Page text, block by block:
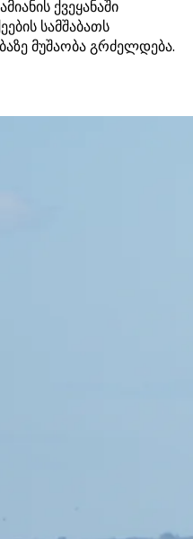
ქვეყანაში
სამშაბათს
მუშაობა გრძელდება.